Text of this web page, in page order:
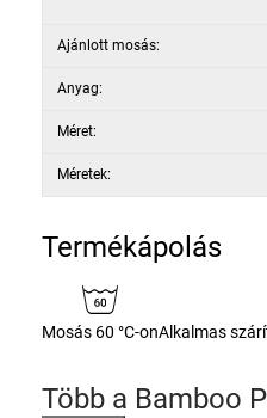
Ajánlott mosás:
Anyag:
Méret:
Méretek:
Termékápolás
Mosás 60 °C-onAlkalmas
Több a Bamboo